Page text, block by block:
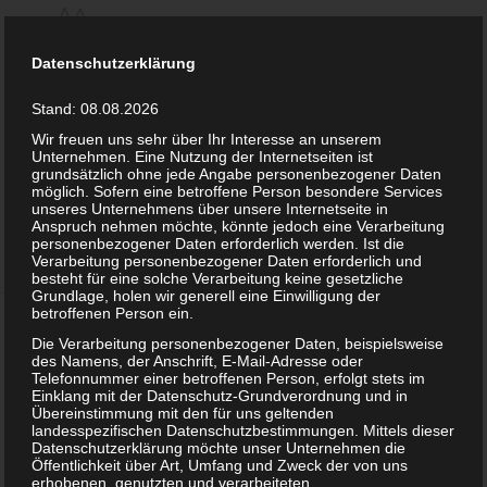
Überroger
This author has not written his bio yet.
EINTRÄGE VON ROGER
Es konnte leider
nichts gefunden
Datenschutzerklärung
Stand: 08.08.2026
Wir freuen uns sehr über Ihr Interesse an unserem
Unternehmen. Eine Nutzung der Internetseiten ist
grundsätzlich ohne jede Angabe personenbezogener Daten
möglich. Sofern eine betroffene Person besondere Services
unseres Unternehmens über unsere Internetseite in
Anspruch nehmen möchte, könnte jedoch eine Verarbeitung
personenbezogener Daten erforderlich werden. Ist die
Verarbeitung personenbezogener Daten erforderlich und
besteht für eine solche Verarbeitung keine gesetzliche
Grundlage, holen wir generell eine Einwilligung der
betroffenen Person ein.
Die Verarbeitung personenbezogener Daten, beispielsweise
des Namens, der Anschrift, E-Mail-Adresse oder
Telefonnummer einer betroffenen Person, erfolgt stets im
Einklang mit der Datenschutz-Grundverordnung und in
Übereinstimmung mit den für uns geltenden
landesspezifischen Datenschutzbestimmungen. Mittels dieser
Datenschutzerklärung möchte unser Unternehmen die
Öffentlichkeit über Art, Umfang und Zweck der von uns
erhobenen, genutzten und verarbeiteten